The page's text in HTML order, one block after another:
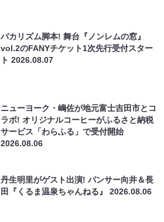
バカリズム脚本! 舞台『ノンレムの窓』
vol.2のFANYチケット1次先行受付スター
ト2026.08.07
ニューヨーク・嶋佐が地元富士吉田市とコ
ラボ! オリジナルコーヒーがふるさと納税
サービス「わらふる」で受付開始
2026.08.06
丹生明里がゲスト出演! パンサー向井＆長
田『くるま温泉ちゃんねる』2026.08.06